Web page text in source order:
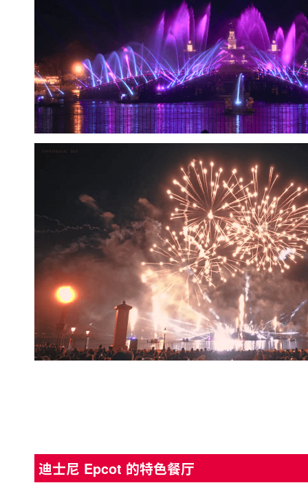
迪士尼 Epcot 的特色餐厅